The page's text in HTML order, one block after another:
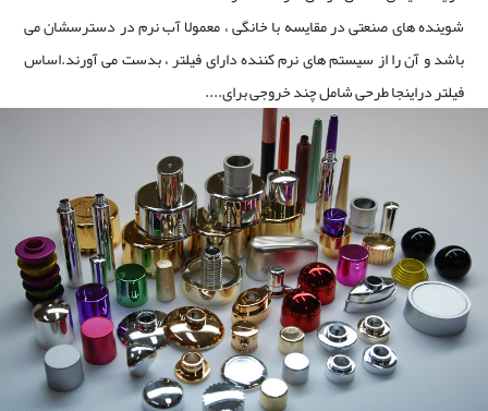
شوینده های صنعتی در مقایسه با خانگی ، معمولا آب نرم در دسترسشان می
باشد و آن را از سیستم های نرم کننده دارای فیلتر ، بدست می آورند.اساس
فیلتر دراینجا طرحی شامل چند خروجی برای....